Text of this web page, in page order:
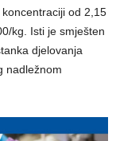
od 2,15
kg. Isti je smješten
djelovanja
nadležnom